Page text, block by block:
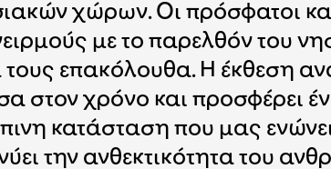
χώρων. Οι πρόσφατοι
με το παρελθόν του
επακόλουθα. Η έκθεση
στον χρόνο και προσφέρει
κατάσταση που μας
την ανθεκτικότητα του